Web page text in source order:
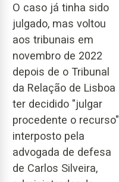
O caso já tinha sido
julgado, mas voltou
aos tribunais em
novembro de 2022
depois de o Tribunal
da Relação de Lisboa
ter decidido "julgar
procedente o recurso"
interposto pela
advogada de defesa
de Carlos Silveira,